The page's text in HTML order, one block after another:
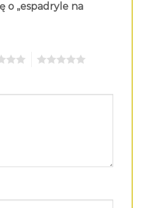
o „espadryle na